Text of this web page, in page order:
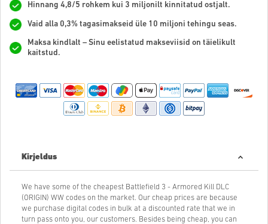
Hinnang 4,8/5 rohkem kui 3 miljonilt kinnitatud ostjalt.
Vaid alla 0,3% tagasimakseid üle 10 miljoni tehingu seas.
Maksa kindlalt – Sinu eelistatud makseviisid on täielikult
kaitstud.
Kirjeldus
We have some of the cheapest Battlefield 3 - Armored Kill DLC
(ORIGIN) WW codes on the market. Our cheap prices are because
we purchase digital codes in bulk at a discounted rate that we in
turn pass onto you, our customers. Besides being cheap, you can